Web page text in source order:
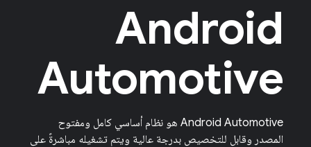
Android
Automotive
‫Android Automotive هو نظام أساسي كامل ومفتوح
المصدر وقابل للتخصيص بدرجة عالية ويتم تشغيله مباشرةً على